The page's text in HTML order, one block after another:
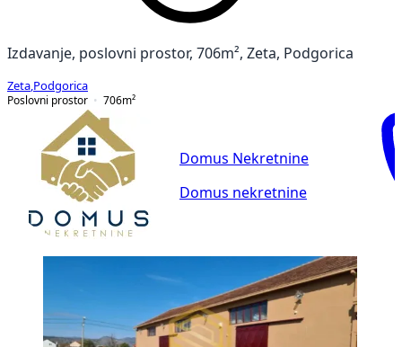
Izdavanje, poslovni prostor, 706m², Zeta, Podgorica
Zeta Podgorica
Poslovni prostor
706m²
Domus Nekretnine
Domus nekretnine